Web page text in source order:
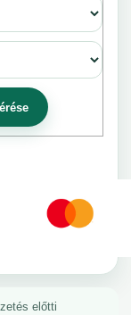
előtti